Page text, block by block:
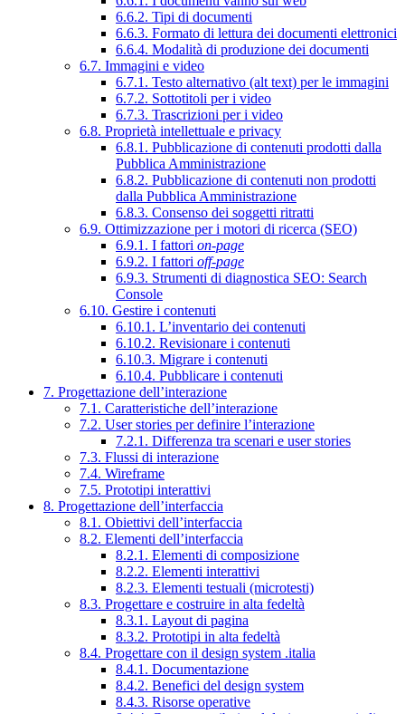
6.6.2. Tipi di documenti
6.6.3. Formato di lettura dei documenti elettronici
6.6.4. Modalità di produzione dei documenti
6.7. Immagini e video
6.7.1. Testo alternativo (alt text) per le immagini
6.7.2. Sottotitoli per i video
6.7.3. Trascrizioni per i video
6.8. Proprietà intellettuale e privacy
6.8.1. Pubblicazione di contenuti prodotti dalla
Pubblica Amministrazione
6.8.2. Pubblicazione di contenuti non prodotti
dalla Pubblica Amministrazione
6.8.3. Consenso dei soggetti ritratti
6.9. Ottimizzazione per i motori di ricerca (SEO)
6.9.1. I fattori on-page
6.9.2. I fattori off-page
6.9.3. Strumenti di diagnostica SEO: Search
Console
6.10. Gestire i contenuti
6.10.1. L’inventario dei contenuti
6.10.2. Revisionare i contenuti
6.10.3. Migrare i contenuti
6.10.4. Pubblicare i contenuti
7. Progettazione dell’interazione
7.1. Caratteristiche dell’interazione
7.2. User stories per definire l’interazione
7.2.1. Differenza tra scenari e user stories
7.3. Flussi di interazione
7.4. Wireframe
7.5. Prototipi interattivi
8. Progettazione dell’interfaccia
8.1. Obiettivi dell’interfaccia
8.2. Elementi dell’interfaccia
8.2.1. Elementi di composizione
8.2.2. Elementi interattivi
8.2.3. Elementi testuali (microtesti)
8.3. Progettare e costruire in alta fedeltà
8.3.1. Layout di pagina
8.3.2. Prototipi in alta fedeltà
8.4. Progettare con il design system .italia
8.4.1. Documentazione
8.4.2. Benefici del design system
8.4.3. Risorse operative